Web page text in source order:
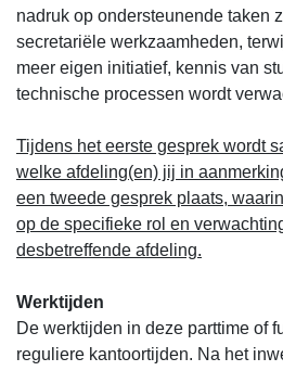
nadruk op ondersteunende taken
secretariële werkzaamheden,
meer eigen initiatief, kennis van
technische processen wordt
Tijdens het eerste gesprek wordt
welke afdeling(en) jij in
een tweede gesprek plaats,
op de specifieke rol en
desbetreffende afdeling.
Werktijden
De werktijden in deze parttime of
reguliere kantoortijden. Na het